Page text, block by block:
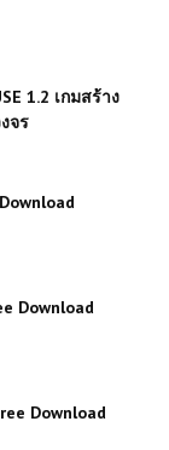
1.2 เกมสร้าง
จร
Download
Download